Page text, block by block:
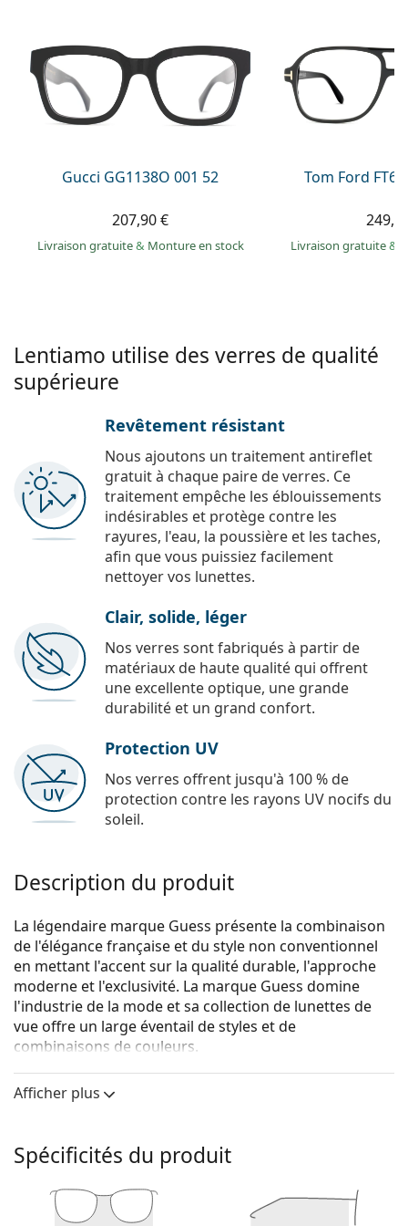
Prada
Toutes les marques
Gucci GG1138O 001 52
207,90 €
Livraison gratuite& Monture en stock
Tom Ford
Livraison gratuite&
Lentiamo utilise des verres de qualité
supérieure
Revêtement résistant
Nous ajoutons un traitement antireflet
gratuit à chaque paire de verres. Ce
traitement empêche les éblouissements
indésirables et protège contre les
rayures, l'eau, la poussière et les taches,
afin que vous puissiez facilement
nettoyer vos lunettes.
Clair, solide, léger
Nos verres sont fabriqués à partir de
matériaux de haute qualité qui offrent
une excellente optique, une grande
durabilité et un grand confort.
Protection UV
Nos verres offrent jusqu'à 100 % de
protection contre les rayons UV nocifs du
soleil.
Description du produit
La légendaire marque Guess présente la combinaison
de l'élégance française et du style non conventionnel
en mettant l'accent sur la qualité durable, l'approche
moderne et l'exclusivité. La marque Guess domine
l'industrie de la mode et sa collection de lunettes de
vue offre un large éventail de styles et de
combinaisons de couleurs.
Guess GU1980 052 51sont des lunettes pour hommes.
Monture de lunettes de vue
parfaitement avec un teint chaud et des cheveux
Les montures carrées sont un choix idéal pour les
personnes ayant une forme de visage ronde, ovale
Afficher plus
Spécificités du produit